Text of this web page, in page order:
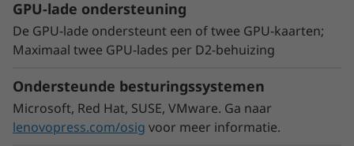
datacenter en die een ongekende combinatie
biedt van hoge capaciteit, betaalbaarheid en
doorzettingsvermogen. Deze technologie zal
datacenteractiviteiten: versnelling van
herstarttijden van minuten tot seconden, 1,2x
virtual machine-compactheid, drastisch
GPU-lade ondersteuning
De GPU-lade ondersteunt een of twee GPU-kaarten;
Maximaal twee GPU-lades per D2-behuizing
Ondersteunde besturingssystemen
Microsoft, Red Hat, SUSE, VMware. Ga naar
lenovopress.com/osig voor meer informatie.